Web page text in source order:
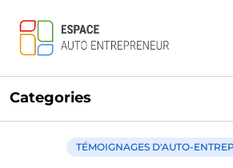
Categories
TÉMOIGNAGES D'AUTO-